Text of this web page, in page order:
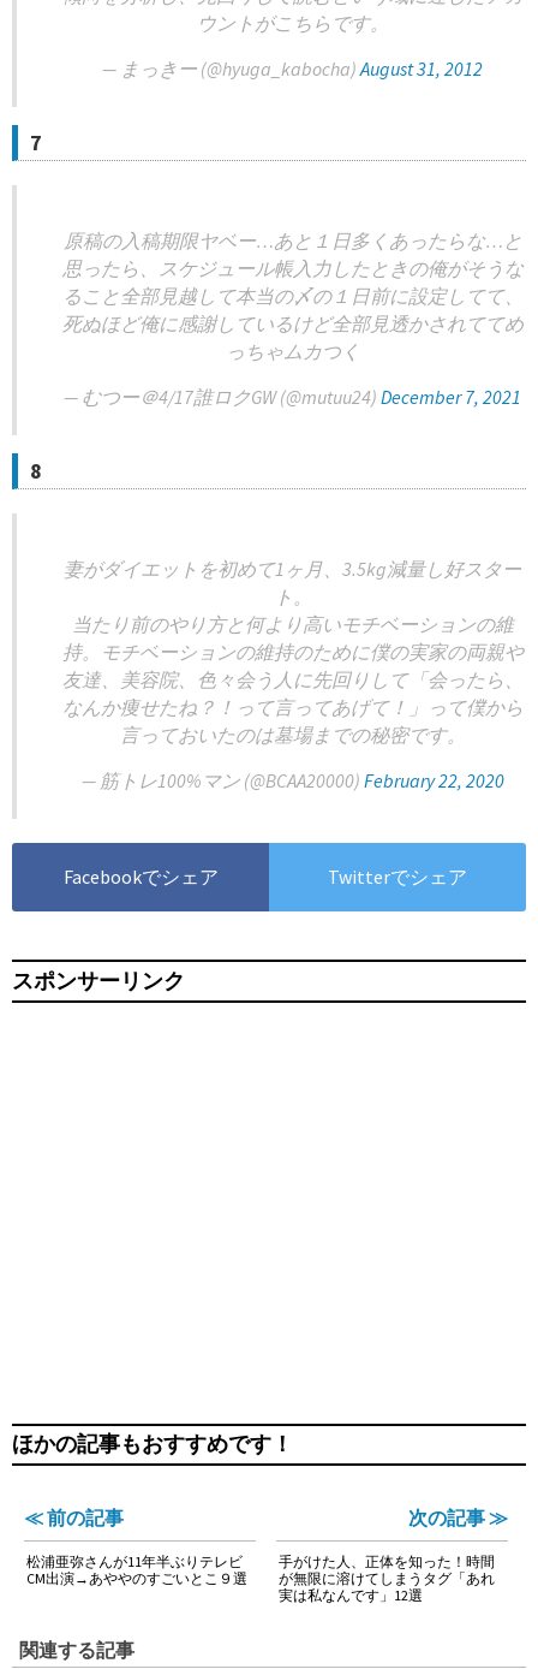
ウントがこちらです。
— まっきー (@hyuga_kabocha)August 31, 2012
7
原稿の入稿期限ヤベー…あと１日多くあったらな…と
思ったら、スケジュール帳入力したときの俺がそうな
ること全部見越して本当の〆の１日前に設定してて、
死ぬほど俺に感謝しているけど全部見透かされててめ
っちゃムカつく
— むつー＠4/17誰ロクGW (@mutuu24) December 7, 2021
8
妻がダイエットを初めて1ヶ月、3.5kg減量し好スター
ト。
当たり前のやり方と何より高いモチベーションの維
持。モチベーションの維持のために僕の実家の両親や
友達、美容院、色々会う人に先回りして「会ったら、
なんか痩せたね？！って言ってあげて！」って僕から
言っておいたのは墓場までの秘密です。
— 筋トレ100%マン (@BCAA20000) February 22, 2020
Facebookでシェア Twitterでシェア
スポンサーリンク
ほかの記事もおすすめです！
≪ 前の記事
松浦亜弥さんが11年半ぶりテレビ
CM出演→あややのすごいとこ９選
次の記事 ≫
手がけた人、正体を知った！時間
が無限に溶けてしまうタグ「あれ
実は私なんです」12選
関連する記事